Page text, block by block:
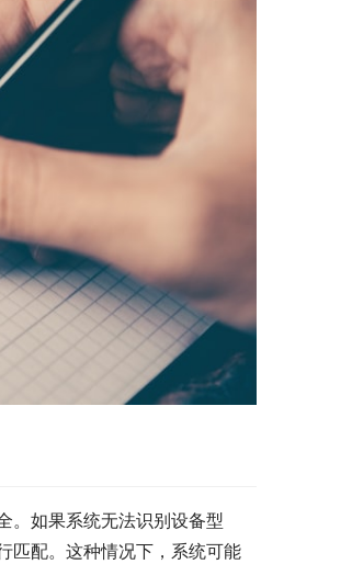
。如果系统无法识别设备型
匹配。这种情况下，系统可能